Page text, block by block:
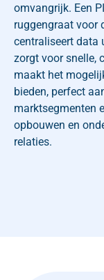
omvangrijk. Een
ruggengraat voor
centraliseert data
zorgt voor snelle,
maakt het
bieden, perfect
marktsegmenten
opbouwen en
relaties.​